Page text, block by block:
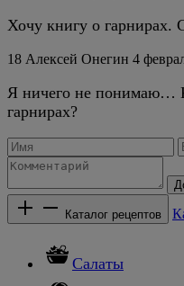
Хочу книгу о гарнирах.
18 Алексей Онегин 4
Я ничего не понимаю…
гарнирах?
Каталог рецептов
Салаты